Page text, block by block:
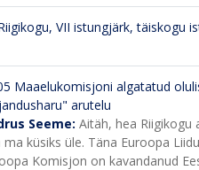
VII istungjärk, täiskogu
Maaelukomisjoni algatatud
arutelu
Seeme: Aitäh, hea Riigikogu
ma küsiks üle. Täna Euroopa
Komisjon on kavandanud